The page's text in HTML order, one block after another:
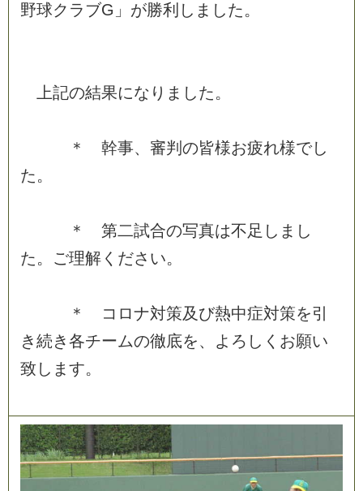
野球ク ラブG 」 が勝利 し ま した。
上記の結果にな り ま した。
＊ 幹事、 審判 の皆様お疲れ様でし
た。
＊ 第二試合の写真は不足 し ま し
た。 ご理解 く ださ い。
＊ コ ロナ対策及 び熱中症対策を引
き続き各チームの徹底を、 よ ろ し く お願い
致し ま す。